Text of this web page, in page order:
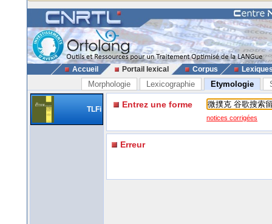
Accueil Portail lexical Corpus
Morphologie Lexicographie Etymologie
TLFi Entrez une forme
notices corrigées
Erreur